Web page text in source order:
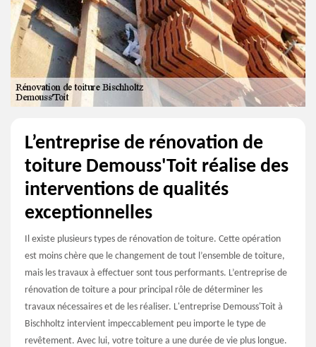
L’entreprise de rénovation de
toiture Demouss'Toit réalise des
interventions de qualités
exceptionnelles
Il existe plusieurs types de rénovation de toiture. Cette opération
est moins chère que le changement de tout l’ensemble de toiture,
mais les travaux à effectuer sont tous performants. L’entreprise de
rénovation de toiture a pour principal rôle de déterminer les
travaux nécessaires et de les réaliser. L'entreprise Demouss'Toit à
Bischholtz intervient impeccablement peu importe le type de
revêtement. Avec lui, votre toiture a une durée de vie plus longue.